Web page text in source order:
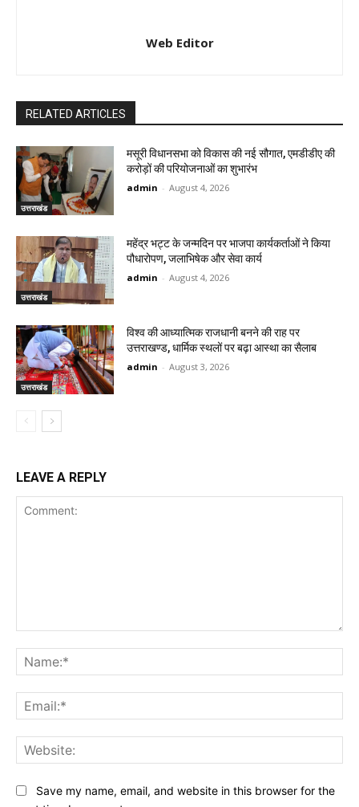
Web Editor
RELATED ARTICLES
उत्तराखंड
मसूरी विधानसभा को विकास की नई सौगात, एमडीडीए की
करोड़ों की परियोजनाओं का शुभारंभ
admin - August 4, 2026
उत्तराखंड
महेंद्र भट्ट के जन्मदिन पर भाजपा कार्यकर्ताओं ने किया
पौधारोपण, जलाभिषेक और सेवा कार्य
admin - August 4, 2026
उत्तराखंड
विश्व की आध्यात्मिक राजधानी बनने की राह पर
उत्तराखण्ड, धार्मिक स्थलों पर बढ़ा आस्था का सैलाब
admin - August 3, 2026
LEAVE A REPLY
Save my name, email, and website in this browser for the